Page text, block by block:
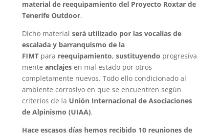
material de reequipamiento del Proyecto Roxtar de
Tenerife Outdoor.
Dicho material será utilizado por las vocalías de
escalada y barranquismo de la
FIMTpara reequipamiento, sustituyendo progresiva
mente anclajesen mal estado por otros
completamente nuevos. Todo ello condicionado al
ambiente corrosivo en que se encuentren según
criterios de la Unión Internacional de Asociaciones
de Alpinismo (UIAA).
Hace escasos días hemos recibido 10 reuniones de